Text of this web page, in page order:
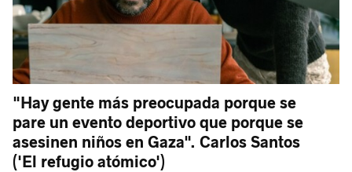
"Hay gente más preocupada porque se
pare un evento deportivo que porque se
asesinen niños en Gaza". Carlos Santos
('El refugio atómico')